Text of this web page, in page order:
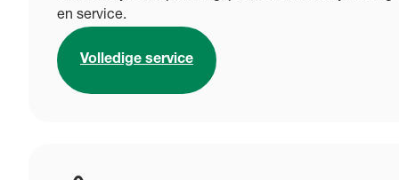
en service.
Volledige service